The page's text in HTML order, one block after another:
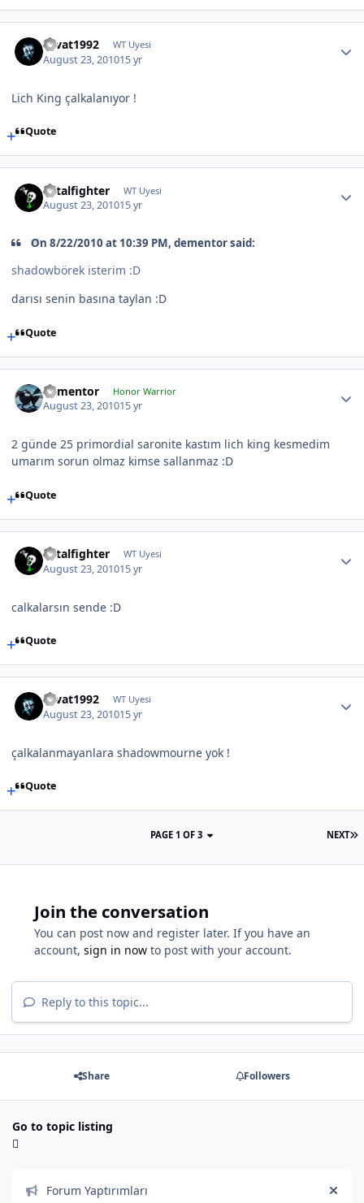
cevat1992 WT Uyesi
August 23, 201015 yr
Lich King çalkalanıyor !
Quote
Fatalfighter WT Uyesi
August 23, 201015 yr
On 8/22/2010 at 10:39 PM, dementor said:
shadowbörek isterim :D
darısı senin basına taylan :D
Quote
dementor Honor Warrior
August 23, 201015 yr
2 günde 25 primordial saronite kastım lich king kesmedim
umarım sorun olmaz kimse sallanmaz :D
Quote
Fatalfighter WT Uyesi
August 23, 201015 yr
calkalarsın sende :D
Quote
cevat1992 WT Uyesi
August 23, 201015 yr
çalkalanmayanlara shadowmourne yok !
Quote
NEXT
PAGE 1 OF 3
Join the conversation
You can post now and register later. If you have an
account, sign in now to post with your account.
Reply to this topic...
Share Followers
Go to topic listing
Forum Yaptırımları
Hide